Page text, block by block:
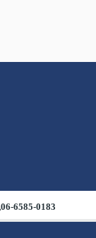
06-6585-0183